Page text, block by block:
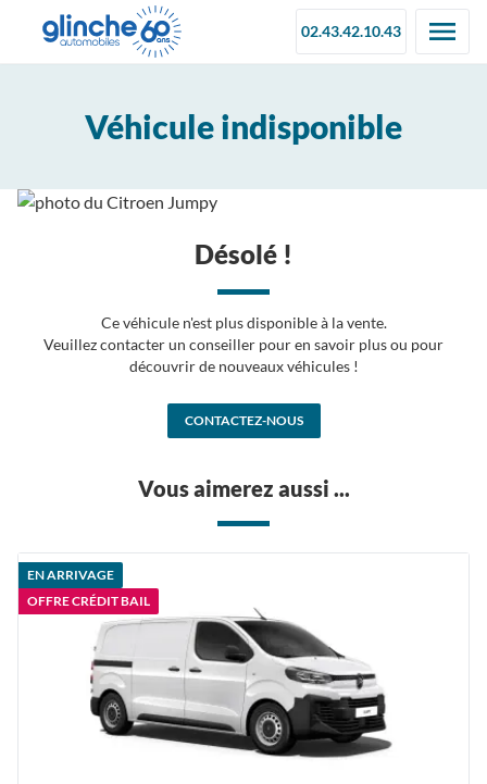
02.43.42.10.43
Véhicule indisponible
Désolé !
Ce véhicule n'est plus disponible à la vente.
Veuillez contacter un conseiller pour en savoir plus ou pour
découvrir de nouveaux véhicules !
CONTACTEZ-NOUS
Vous aimerez aussi ...
EN ARRIVAGE
OFFRE CRÉDIT BAIL